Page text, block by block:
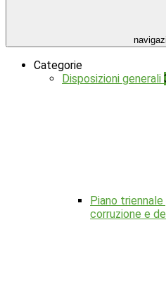
Categorie
Disposizioni generali
Piano
corruzione e